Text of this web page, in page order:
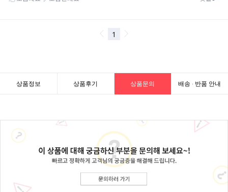
상품정보 상품후기 상품문의 배송 · 반품 안내